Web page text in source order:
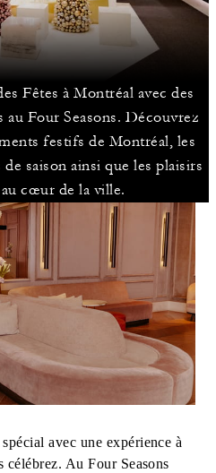
Fêtes à Montréal avec des
Four Seasons. Découvrez
festifs de Montréal, les
saison ainsi que les plaisirs
cœur de la ville.
avec une expérience à
célébrez. Au Four Seasons